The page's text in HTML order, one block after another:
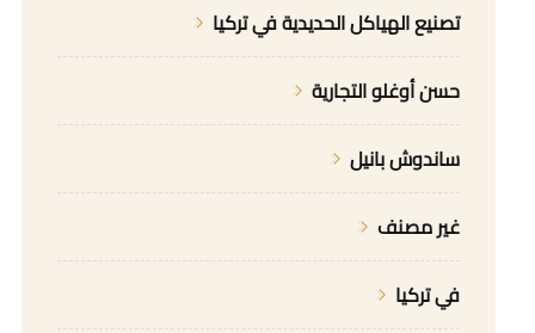
تصنيع الهياكل الحديدية في تركيا
حسن أوغلو التجارية
ساندوش بانيل
غير مصنف
في تركيا